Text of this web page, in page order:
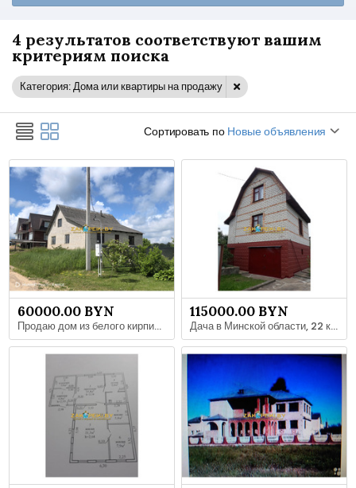
4 результатов соответствуют вашим
критериям поиска
Категория: Дома или квартиры на продажу
Сортировать по Новые объявления
60000.00 BYN
Продаю дом из белого кирпича в деревне Рованичи
115000.00 BYN
Дача в Минской области, 22 км от Минска в сторону аэропорта